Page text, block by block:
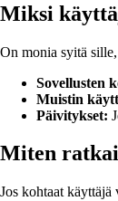
Miksi
On monia syitä
Sovellusten
Muistin
Päivitykset:
Miten
Jos kohtaat käyttäjä